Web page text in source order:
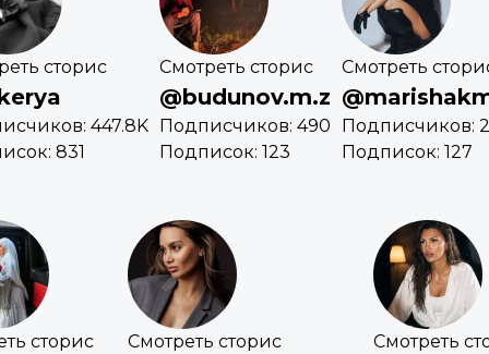
сторис
447.8K
831
Смотреть сторис
@budunov.m.z
Подписчиков: 490
Подписок: 123
Смотреть
Подписчиков:
Подписок: 127
сторис Смотреть сторис Смотреть